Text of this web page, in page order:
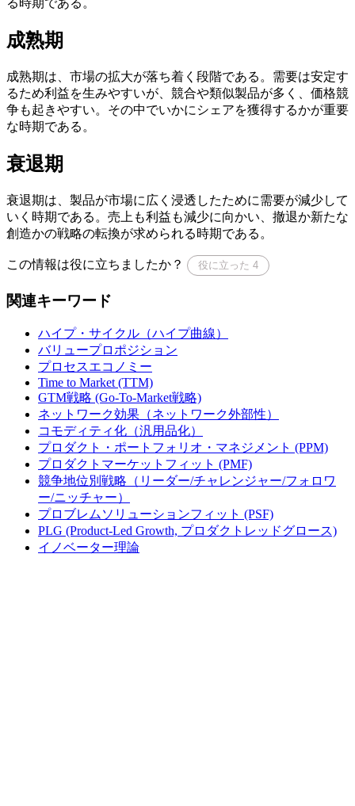
る時期である。
成熟期
成熟期は、市場の拡大が落ち着く段階である。需要は安定す
るため利益を生みやすいが、競合や類似製品が多く、価格競
争も起きやすい。その中でいかにシェアを獲得するかが重要
な時期である。
衰退期
衰退期は、製品が市場に広く浸透したために需要が減少して
いく時期である。売上も利益も減少に向かい、撤退か新たな
創造かの戦略の転換が求められる時期である。
この情報は役に立ちましたか？ 役に立った 4
関連キーワード
ハイプ・サイクル（ハイプ曲線）
バリュープロポジション
プロセスエコノミー
Time to Market (TTM)
GTM戦略 (Go-To-Market戦略)
ネットワーク効果（ネットワーク外部性）
コモディティ化（汎用品化）
プロダクト・ポートフォリオ・マネジメント (PPM)
プロダクトマーケットフィット (PMF)
競争地位別戦略（リーダー/チャレンジャー/フォロワ
ー/ニッチャー）
プロブレムソリューションフィット (PSF)
PLG (Product-Led Growth, プロダクトレッドグロース)
イノベーター理論